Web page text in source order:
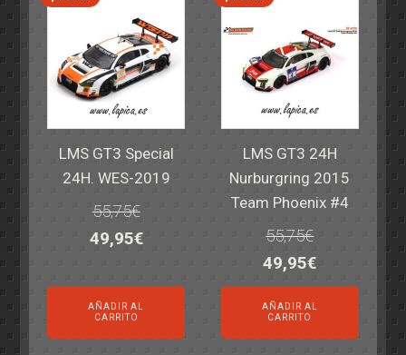
LMS GT3 Special
24H. WES-2019
55,75€
El
original
era:
49,95€El
actual
AÑADIR AL
CARRITO
LMS GT3 24H
Nurburgring 2015
Team Phoenix #4
55,75€
El
precio
original
era:
49,95€El
precio
actual
es:
AÑADIR AL
CARRITO